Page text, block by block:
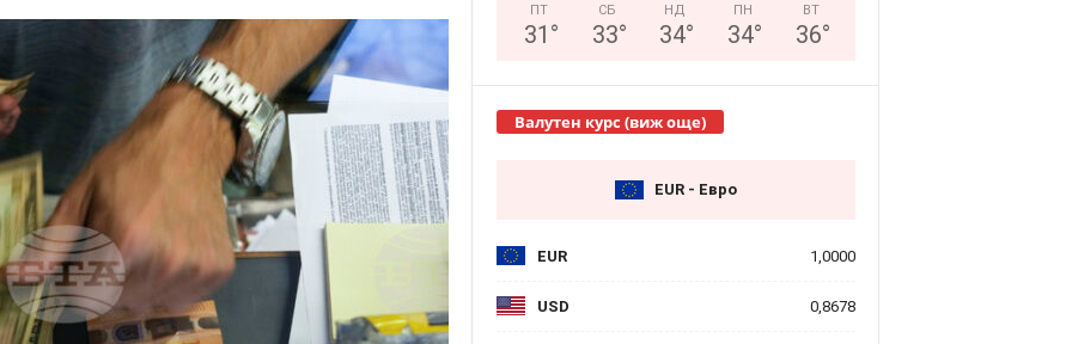
ПТ
31 °
СБ
33°
НД
34°
ПН
34°
ВТ
36°
Валутен курс (виж още)
EUR - Евро
EUR 1,0000
USD 0,8678